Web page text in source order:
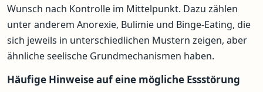
Wunsch nach Kontrolle im Mittelpunkt. Dazu zählen
unter anderem Anorexie, Bulimie und Binge-Eating, die
sich jeweils in unterschiedlichen Mustern zeigen, aber
ähnliche seelische Grundmechanismen haben.
Häufige Hinweise auf eine mögliche Essstörung